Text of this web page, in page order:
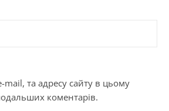
mail, та адресу сайту в цьому
коментарів.